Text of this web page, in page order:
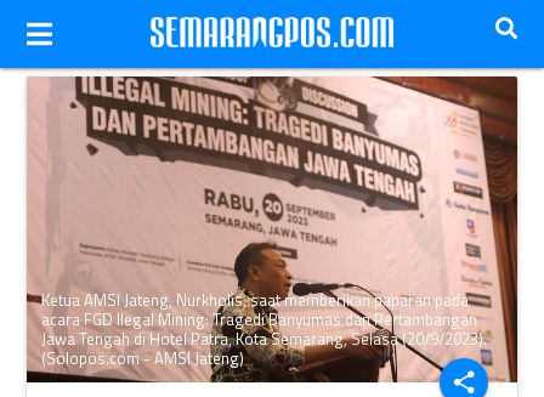
share
Ketua AMSI Jateng, Nurkholis, saat memberikan paparan pada
acara FGD Ilegal Mining: Tragedi Banyumas dan Pertambangan
Jawa Tengah di Hotel Patra, Kota Semarang, Selasa (20/9/2023).
(Solopos.com - AMSI Jateng)